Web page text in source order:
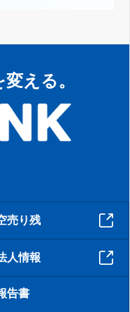
える。
売り残
人情報
告書